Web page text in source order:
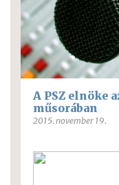
A PSZ elnöke
műsorában
2015. november 19.